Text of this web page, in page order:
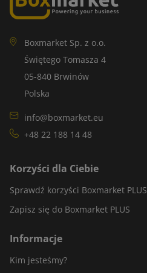
Boxmarket Sp. z o.o.
Świętego Tomasza 4
05-840 Brwinów
Polska
info@boxmarket.eu
+48 22 188 14 48
Korzyści dla Ciebie
Sprawdź korzyści Boxmarket PLUS
Zapisz się do Boxmarket PLUS
Informacje
Kim jesteśmy?